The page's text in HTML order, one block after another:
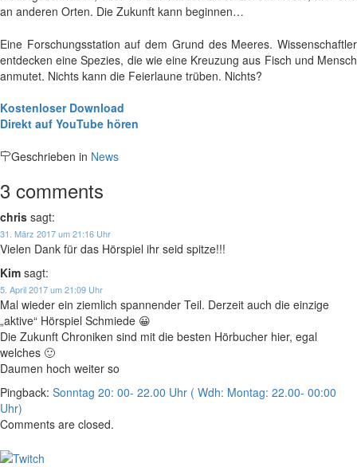
an anderen Orten. Die Zukunft kann beginnen…
Eine Forschungsstation auf dem Grund des Meeres. Wissenschaftler
entdecken eine Spezies, die wie eine Kreuzung aus Fisch und Mensch
anmutet. Nichts kann die Feierlaune trüben. Nichts?
Kostenloser Download
Direkt auf YouTube hören
Geschrieben in News
3 comments
chris sagt:
31. März 2017 um 21:16 Uhr
Vielen Dank für das Hörspiel ihr seid spitze!!!
Kim sagt:
5. April 2017 um 21:09 Uhr
Mal wieder ein ziemlich spannender Teil. Derzeit auch die einzige
„aktive“ Hörspiel Schmiede 😀
Die Zukunft Chroniken sind mit die besten Hörbucher hier, egal
welches 🙂
Daumen hoch weiter so
Pingback: Sonntag 20: 00- 22.00 Uhr ( Wdh: Montag: 22.00- 00:00
Uhr)
Comments are closed.